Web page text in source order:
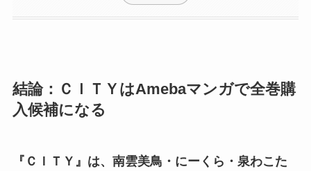
結論：ＣＩＴＹはAmebaマンガで全巻購
入候補になる
『ＣＩＴＹ』は、南雲美鳥・にーくら・泉わこた